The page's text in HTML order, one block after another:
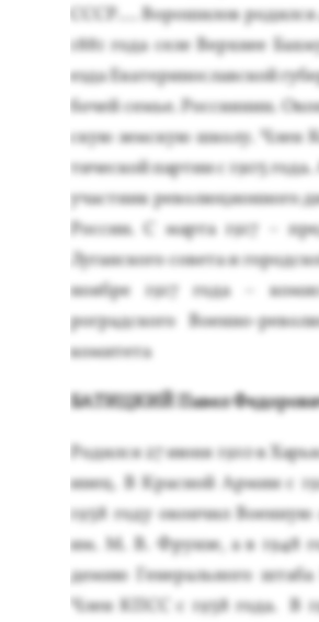
СССР.... Во­роши­лов ро­дил­ся
1881 го­да се­ле Вер­хнее
ез­да Ека­тери­нос­лав­ской
бочей семье. Рос­си­янин.
скую зем­скую шко­лу. Член
ти­чес­кой пар­тии с 1903
учас­тник ре­волю­ци­он­но­го
Рос­сии. С мар­та 1917 –
Лу­ган­ско­го со­вета и
но­яб­ре 1917 го­да –
роград­ско­го Во­ен­но-
ко­мите­та
БА­ТИЦ­КИЙ Па­вел
Ро­дил­ся 27 и­юня 1910 в
инец. В Крас­ной Ар­мии с
1938 го­ду окон­чил
им. М. В. Фрун­зе, а в 1948
демию Ге­нераль­но­го
Член КПСС с 1938 го­да. В